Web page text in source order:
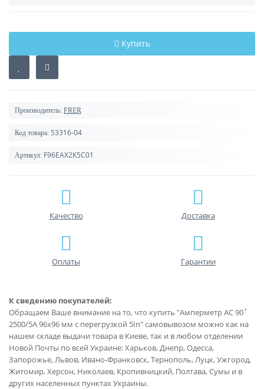
Купить
Производитель: FRER
Код товара: 53316-04
Артикул: F96EAX2K5C01
Качество Доставка
Оплаты Гарантии
К сведению покупателей:
Обращаем Ваше внимание на то, что купить "Амперметр AC 90˚
2500/5A 96x96 мм с перегрузкой 5In" самовывозом можно как на
нашем складе выдачи товара в Киеве, так и в любом отделении
Новой Почты по всей Украине: Харьков, Днепр, Одесса,
Запорожье, Львов, Ивано-Франковск, Тернополь, Луцк, Ужгород,
Житомир, Херсон, Николаев, Кропивницкий, Полтава, Сумы и в
других населенных пунктах Украины.